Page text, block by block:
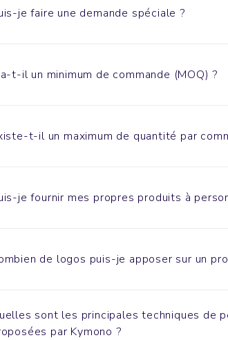
je faire une demande spéciale ?
t-il un minimum de commande (MOQ) ?
t-il un maximum de quantité par
je fournir mes propres produits à
de logos puis-je apposer sur un
sont les principales techniques de
par Kymono ?